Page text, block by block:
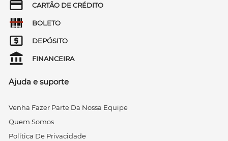
CARTÃO DE CRÉDITO
BOLETO
DEPÓSITO
FINANCEIRA
Ajuda e suporte
Venha Fazer Parte Da Nossa Equipe
Quem Somos
Política De Privacidade